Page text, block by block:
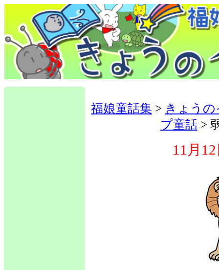
福娘童話集 > きょう
プ童話>
11月